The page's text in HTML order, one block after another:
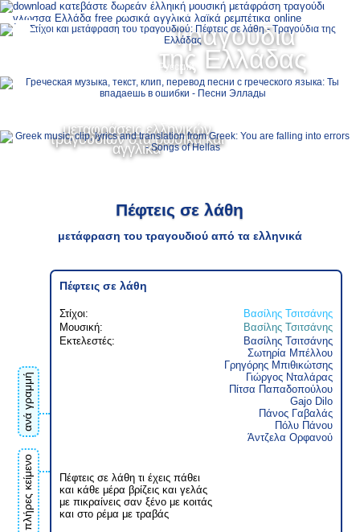
Τραγούδια
της Ελλάδας
μεταφράσεις ελληνικών
τραγουδιών στα ρωσικά και
αγγλικά
Ελληνικά
Русский
Πέφτεις σε λάθη
μετάφραση του τραγουδιού από τα ελληνικά
ανά γραμμή
πλήρες κείμενο
Πέφτεις σε λάθη
Στίχοι:
Βασίλης Τσιτσάνης
Μουσική:
Βασίλης Τσιτσάνης
Εκτελεστές:
Βασίλης Τσιτσάνης
Σωτηρία Μπέλλου
Γρηγόρης Μπιθικώτσης
Γιώργος Νταλάρας
Πίτσα Παπαδοπούλου
Gajo Dilo
Πάνος Γαβαλάς
Πόλυ Πάνου
Άντζελα Ορφανού
Πέφτεις σε λάθη τι έχεις πάθει
και κάθε μέρα βρίζεις και γελάς
με πικραίνεις σαν ξένο με κοιτάς
και στο ρέμα με τραβάς